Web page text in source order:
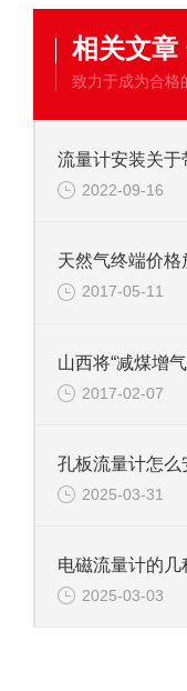
相关文章
致力于成为合格
2022-09-16
2017-05-11
山西将“减煤增
2017-02-07
孔板流量计怎么
2025-03-31
电磁流量计的几
2025-03-03